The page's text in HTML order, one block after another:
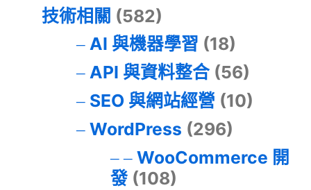
技術相關 (582)
AI 與機器學習 (18)
API 與資料整合(56)
SEO 與網站經營 (10)
WordPress (296)
WooCommerce 開
發(108)